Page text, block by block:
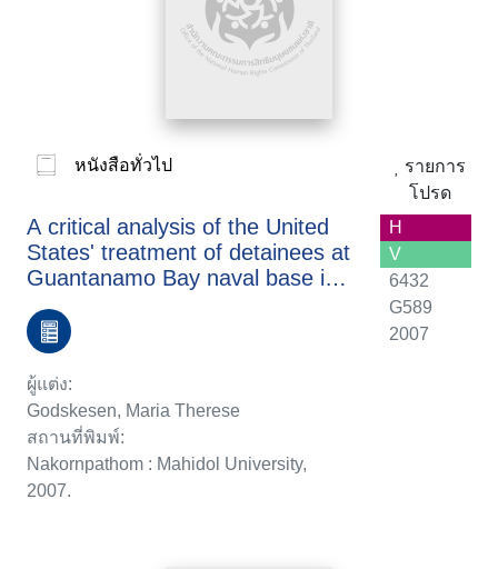
หนังสือทั่วไป
รายการ
โปรด
A critical analysis of the United
States' treatment of detainees at
Guantanamo Bay naval base in
the context ofinternational law
ผู้แต่ง:
Godskesen, Maria Therese
สถานที่พิมพ์:
Nakornpathom : Mahidol University,
2007.
H
V
6432
G589
2007